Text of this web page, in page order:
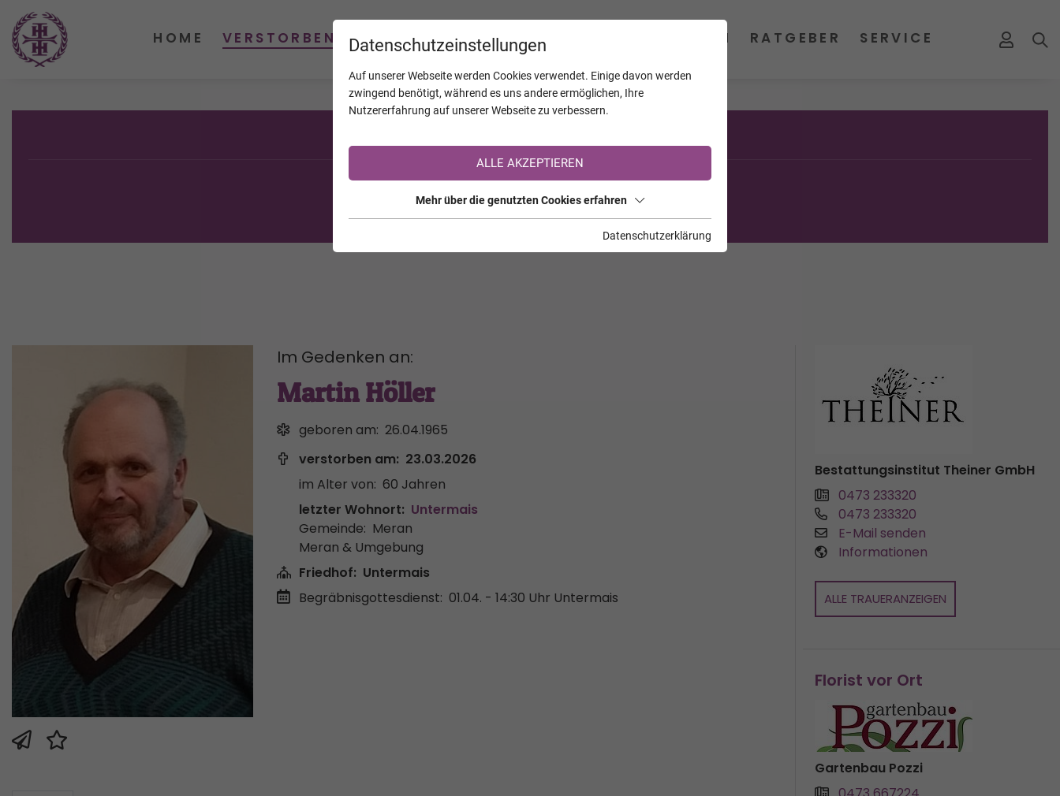
Sie sind noch nicht auf TrauerHilfe.it registriert?
>> zur kostenlosen Registrierung <<
Im Gedenken an:
Martin Höller
geboren am: 26.04.1965
verstorben am: 23.03.2026
im Alter von: 60 Jahren
letzter Wohnort: Untermais
Gemeinde: Meran
Meran & Umgebung
Friedhof: Untermais
Begräbnisgottesdienst: 01.04. - 14:30 Uhr Untermais
Bestattungsinstitut Theiner GmbH
0473 233320
0473 233320
E-Mail senden
Informationen
ALLE TRAUERANZEIGEN
Florist vor Ort
Gartenbau Pozzi
Datenschutzeinstellungen
Auf unserer Webseite werden Cookies verwendet. Einige davon werden
zwingend benötigt, während es uns andere ermöglichen, Ihre
Nutzererfahrung auf unserer Webseite zu verbessern.
ALLE AKZEPTIEREN
Mehr über die genutzten Cookies erfahren
Datenschutzerklärung
HOME VERSTORBENE KALENDER JAHRESTAGE UNTERNEHMEN RATGEBER SERVICE